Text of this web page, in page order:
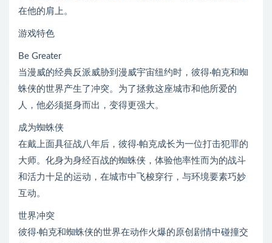
在他的肩上。
游戏特色
Be Greater
当漫威的经典反派威胁到漫威宇宙纽约时，彼得·帕克和蜘
蛛侠的世界产生了冲突。为了拯救这座城市和他所爱的
人，他必须挺身而出，变得更强大。
成为蜘蛛侠
在戴上面具征战八年后，彼得·帕克成长为一位打击犯罪的
大师。化身为身经百战的蜘蛛侠，体验他率性而为的战斗
和活力十足的运动，在城市中飞梭穿行，与环境要素巧妙
互动。
世界冲突
彼得·帕克和蜘蛛侠的世界在动作火爆的原创剧情中碰撞交